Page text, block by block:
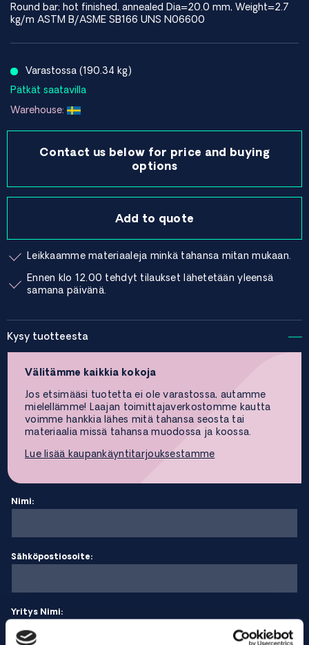
Round bar; hot finished, annealed Dia=20.0 mm, Weight=2.7
kg/m ASTM B/ASME SB166 UNS N06600
Varastossa (190.34 kg)
Pätkät saatavilla
Warehouse:
Contact us below for price and buying
options
Add to quote
Leikkaamme materiaaleja minkä tahansa mitan mukaan.
Ennen klo 12.00 tehdyt tilaukset lähetetään yleensä
samana päivänä.
Kysy tuotteesta
Välitämme kaikkia kokoja
Jos etsimääsi tuotetta ei ole varastossa, autamme
mielellämme! Laajan toimittajaverkostomme kautta
voimme hankkia lähes mitä tahansa seosta tai
materiaalia missä tahansa muodossa ja koossa.
Lue lisää kaupankäyntitarjouksestamme
Nimi:
Sähköpostiosoite:
Yritys Nimi: